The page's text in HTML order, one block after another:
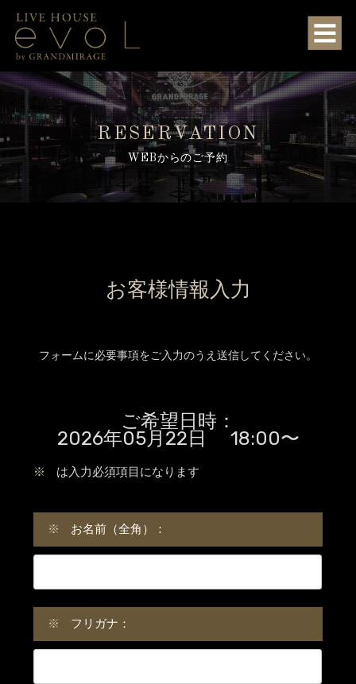
RESERVATION
WEBからのご予約
お客様情報入力
フォームに必要事項をご入力のうえ送信してください。
ご希望日時：
2026年05月22日 18:00〜
※ は入力必須項目になります
※ お名前（全角）：
※ フリガナ：